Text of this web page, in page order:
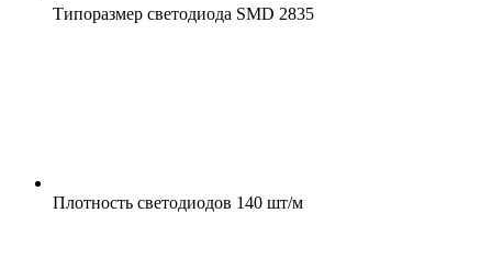
Типоразмер светодиода SMD 2835
Плотность светодиодов 140 шт/м